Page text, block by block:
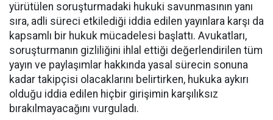
yürütülen soruşturmadaki hukuki savunmasının yanı
sıra, adli süreci etkilediği iddia edilen yayınlara karşı da
kapsamlı bir hukuk mücadelesi başlattı. Avukatları,
soruşturmanın gizliliğini ihlal ettiği değerlendirilen tüm
yayın ve paylaşımlar hakkında yasal sürecin sonuna
kadar takipçisi olacaklarını belirtirken, hukuka aykırı
olduğu iddia edilen hiçbir girişimin karşılıksız
bırakılmayacağını vurguladı.